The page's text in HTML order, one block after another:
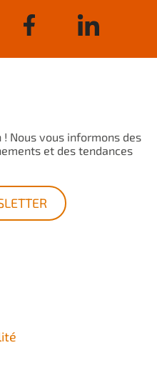
Nous vous informons des
et des tendances